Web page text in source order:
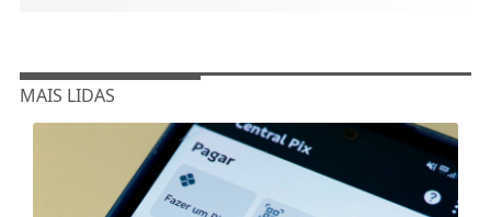
MAIS LIDAS